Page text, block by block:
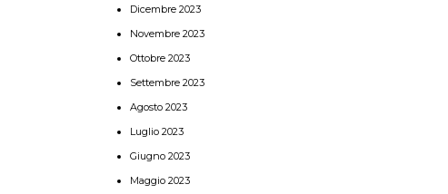
Dicembre 2023
Novembre 2023
Ottobre 2023
Settembre 2023
Agosto 2023
Luglio 2023
Giugno 2023
Maggio 2023